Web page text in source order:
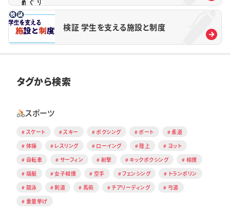
検証 学生を支える施設と制度
タグから検索
スポーツ
スケート スキー ボクシング ボート
柔道
体操
レスリング ローイング 陸上
ヨット
自転車
サーフィン 射撃 キックボクシング
相撲
端艇
女子相撲 空手 フェンシング
トランポリン
競泳
剣道 馬術 チアリーディング
弓道
重量挙げ